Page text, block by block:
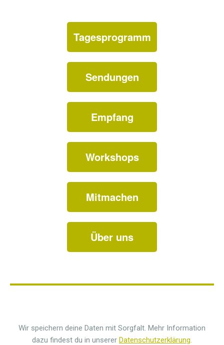
Tagesprogramm
Sendungen
Empfang
Workshops
Mitmachen
Über uns
Wir speichern deine Daten mit Sorgfalt. Mehr Information
dazu findest du in unserer Datenschutzerklärung.